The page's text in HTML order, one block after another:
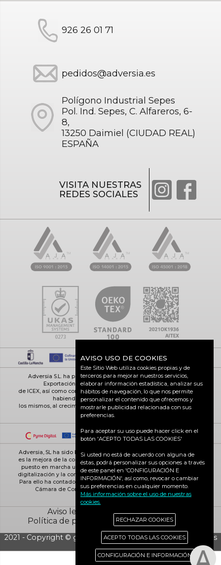
926 26 01 71
pedidos@adversia.es
Polígono Industrial Sepes
Pol. Ind. Sepes, C. Alfareros, 6-
8,
13250 Daimiel (CIUDAD REAL)
ESPAÑA
VISITA NUESTRAS
REDES SOCIALES
Adversia S.L. ha participado en el Programa de Iniciación a la
Exportación ICEX-Next, y ha contado con el apoyo
de ICEX, así como con la cofinanciación de Fondos europeos FEDER,
habiendo contribuido según la medida de
los mismos, al crecimiento económico de esta empresa, su región y
de España en su conjunto
Adversia, SL ha sido beneficiaria de Fondos Europeos, cuyo objetivo
es la mejora de la competitividad de las PYMES, y gracias al cual ha
puesto en marcha un Plan de Acción con el objetivo de reforzar la
digitalización y la competitividad de las pymes durante el año 2025.
Para ello ha contado con el apoyo del Programa Pyme Digital de la
Cámara de Comercio de Ciudad Real. #EuropaSeSiente
Aviso legal
Política de cookies
Política de privacidad
Ciudad Real activa
2021 - Copyright © grupo Adversia S.L. - Todos los derechos
reservados
AVISO USO DE COOKIES
Este Sitio Web utiliza cookies propias y de
terceros para mejorar nuestros servicios,
elaborar información estadística, analizar sus
hábitos de navegación, lo que nos permite
personalizar el contenido que ofrecemos y
mostrarle publicidad relacionada con sus
preferencias.
Para aceptar su uso puede hacer click en el
botón 'ACEPTO TODAS LAS COOKIES'
Si usted no está de acuerdo con alguna de
éstas, podrá personalizar sus opciones a través
de este panel en 'CONFIGURACIÓN E
INFORMACIÓN', así como, revocar o cambiar
sus preferencias en cualquier momento.
Más información sobre el uso de nuestras
cookies.
RECHAZAR COOKIES
ACEPTO TODAS LAS COOKIES
CONFIGURACIÓN E INFORMACIÓN